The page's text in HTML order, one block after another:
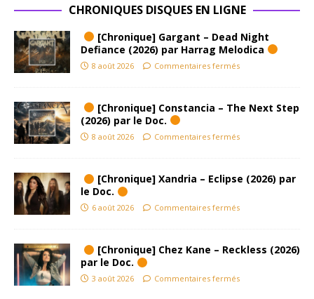
CHRONIQUES DISQUES EN LIGNE
[Chronique] Gargant – Dead Night
Defiance (2026) par Harrag Melodica
8 août 2026 Commentaires fermés
[Chronique] Constancia – The Next Step
(2026) par le Doc.
8 août 2026 Commentaires fermés
[Chronique] Xandria – Eclipse (2026) par
le Doc.
6 août 2026 Commentaires fermés
[Chronique] Chez Kane – Reckless (2026)
par le Doc.
3 août 2026 Commentaires fermés